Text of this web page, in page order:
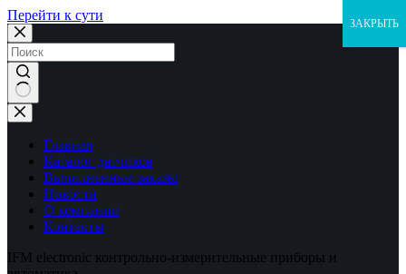
Перейти к сути
Ничего
не
найденоГлавная
Каталог датчиков
Выполненные заказы
Новости
О компании
Контакты
IFM electronic контрольно-измерительные приборы и
ЗАКРЫТЬ